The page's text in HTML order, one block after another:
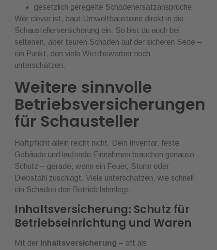
gesetzlich geregelte Schadenersatzansprüche
Wer clever ist, baut Umweltbausteine direkt in die
Schaustellerversicherung ein. So bist du auch bei
seltenen, aber teuren Schäden auf der sicheren Seite –
ein Punkt, den viele Wettbewerber noch
unterschätzen.
Weitere sinnvolle
Betriebsversicherungen
für Schausteller
Haftpflicht allein reicht nicht. Dein Inventar, feste
Gebäude und laufende Einnahmen brauchen genauso
Schutz – gerade, wenn ein Feuer, Sturm oder
Diebstahl zuschlägt. Viele unterschätzen, wie schnell
ein Schaden den Betrieb lahmlegt.
Inhaltsversicherung: Schutz für
Betriebseinrichtung und Waren
Mit der Inhaltsversicherung – oft als